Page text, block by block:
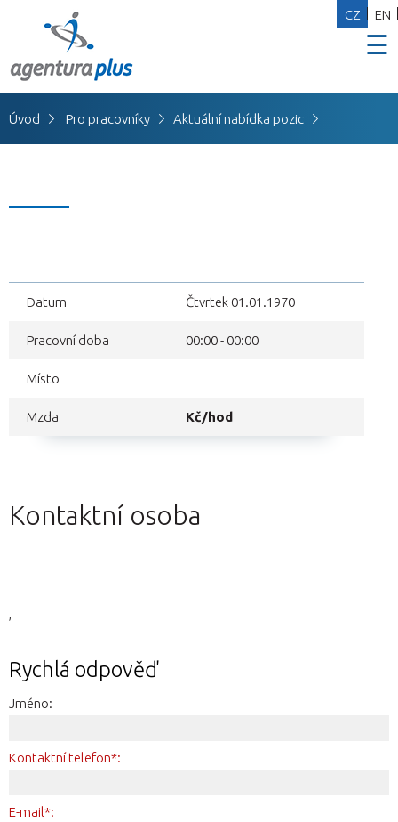
☰
CZ EN
Úvod Pro pracovníky Aktuální nabídka pozic
Datum Čtvrtek 01.01.1970
Pracovní doba 00:00 - 00:00
Místo
Mzda Kč/hod
Kontaktní osoba
Rychlá odpověď
Jméno:
Kontaktní telefon*:
E-mail*: